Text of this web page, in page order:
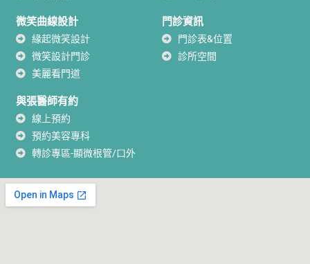
微笑曲線設計
緣起微笑設計
微笑設計門診
美麗看門道
門診資訊
門診表&位置
診所空間
與張醫師有約
線上預約
預約美容專科
轉診專區-顯微根管/口外